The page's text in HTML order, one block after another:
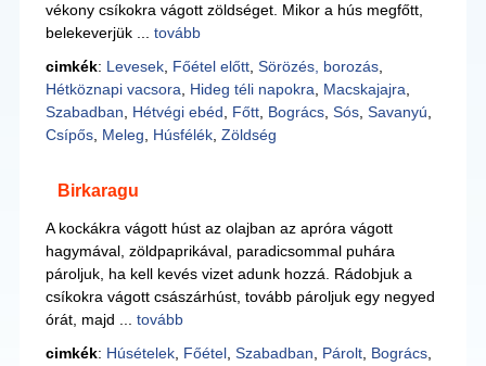
vékony csíkokra vágott zöldséget. Mikor a hús megfőtt,
belekeverjük ... tovább
cimkék: Levesek, Főétel előtt, Sörözés, borozás,
Hétköznapi vacsora
Hideg téli napokra Macskajajra
Szabadban
Hétvégi ebéd Főtt, Bogrács, Sós, Savanyú
Csípős, Meleg Húsfélék, Zöldség
Birkaragu
A kockákra vágott húst az olajban az apróra vágott
hagymával, zöldpaprikával, paradicsommal puhára
pároljuk, ha kell kevés vizet adunk hozzá. Rádobjuk a
csíkokra vágott császárhúst, tovább pároljuk egy negyed
órát, majd ... tovább
cimkék: Húsételek, Főétel, Szabadban Párolt, Bogrács,